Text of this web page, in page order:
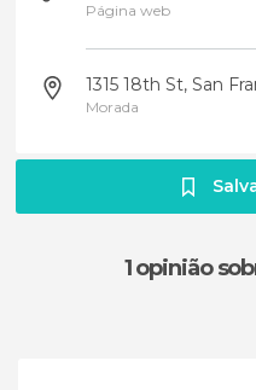
Página web
1315 18th St, San
Morada
1 opinião